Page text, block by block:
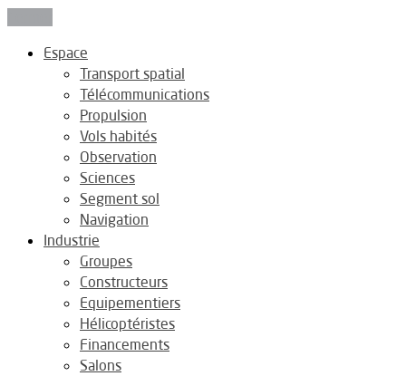
Espace
Transport spatial
Télécommunications
Propulsion
Vols habités
Observation
Sciences
Segment sol
Navigation
Industrie
Groupes
Constructeurs
Equipementiers
Hélicoptéristes
Financements
Salons